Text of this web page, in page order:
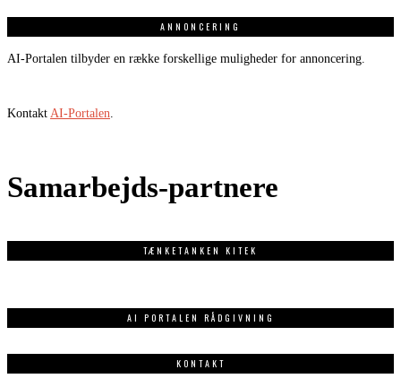
ANNONCERING
AI-Portalen tilbyder en række forskellige muligheder for annoncering.
Kontakt AI-Portalen
Samarbejds-partnere
TÆNKETANKEN KITEK
AI PORTALEN RÅDGIVNING
KONTAKT